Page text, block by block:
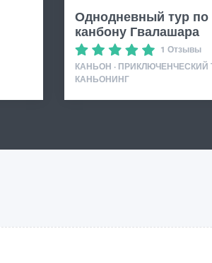
Однодневный тур по
канбону Гвалашара
1 Отзывы
КАНЬОН · ПРИКЛЮЧЕНЧЕСКИЙ
КАНЬОНИНГ